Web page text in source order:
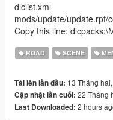
dlclist.xml
mods/update/update.rpf/
Copy this line:
ROAD SCENE
Tải lên lần đầu: 13 Tháng
Cập nhật lần cuối: 22 Tháng
Last Downloaded: 2 hours